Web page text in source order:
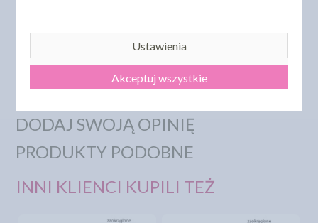
DODAJ SWOJĄ OPINIĘ
PRODUKTY PODOBNE
INNI KLIENCI KUPILI TEŻ
Ustawienia
Akceptuj wszystkie